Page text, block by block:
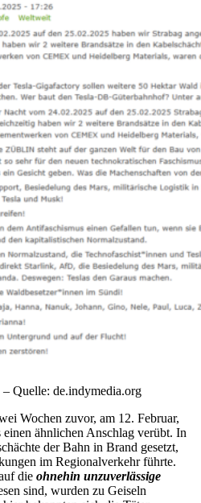
Quelle: de.indymedia.org
Wochen zuvor, am 12. Februar,
einen ähnlichen Anschlag verübt. In
der Bahn in Brand gesetzt,
im Regionalverkehr führte.
die ohnehin unzuverlässige
sind, wurden zu Geiseln